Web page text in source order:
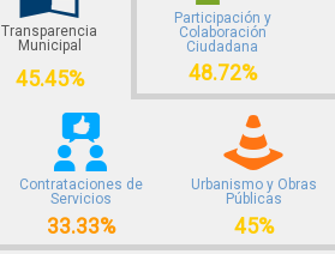
Transparencia
Municipal
45.45%
Participación y
Colaboración
Ciudadana
48.72%
Contrataciones de
Servicios
33.33%
Urbanismo y Obras
Públicas
45%